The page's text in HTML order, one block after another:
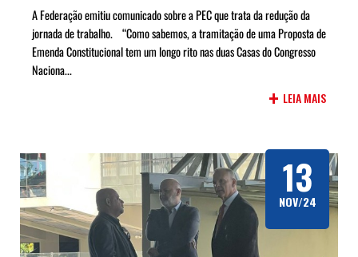
A Federação emitiu comunicado sobre a PEC que trata da redução da
jornada de trabalho. “Como sabemos, a tramitação de uma Proposta de
Emenda Constitucional tem um longo rito nas duas Casas do Congresso
Naciona...
+ LEIA MAIS
13
NOV/24